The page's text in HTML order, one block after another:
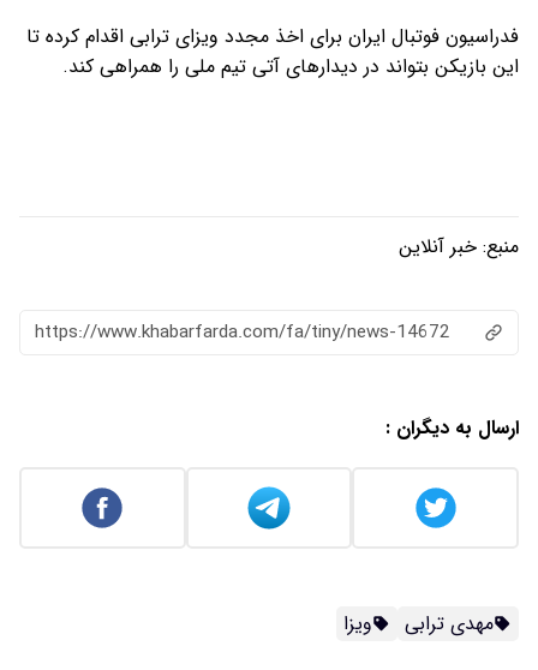
فدراسیون فوتبال ایران برای اخذ مجدد ویزای ترابی اقدام کرده تا
این بازیکن بتواند در دیدارهای آتی تیم ملی را همراهی کند.
منبع: خبر آنلاین
https://www.khabarfarda.com/fa/tiny/news-14672
ارسال به دیگران :
مهدی ترابی ویزا